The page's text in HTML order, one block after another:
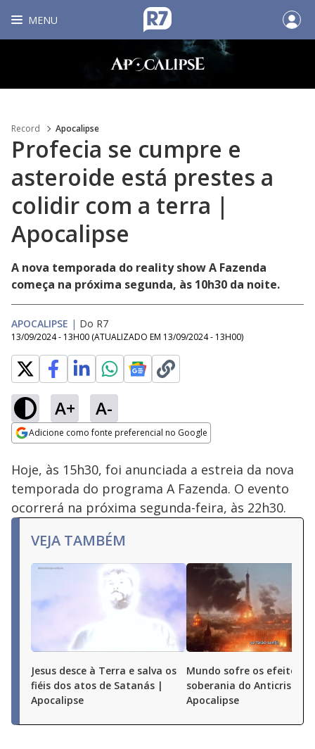
MENU
Record Apocalipse
Profecia se cumpre e
asteroide está prestes a
colidir com a terra |
Apocalipse
A nova temporada do reality show A Fazenda
começa na próxima segunda, às 10h30 da noite.
APOCALIPSE | Do R7
13/09/2024 - 13H00 (ATUALIZADO EM 13/09/2024 - 13H00)
A+ A-
Adicione como fonte preferencial no Google
Ativar
100.00%
Hoje, às 15h30, foi anunciada a estreia da nova
temporada do programa A Fazenda. O evento
ocorrerá na próxima segunda-feira, às 22h30.
VEJA TAMBÉM
Jesus desce à Terra e salva os
fiéis dos atos de Satanás |
Apocalipse
Mundo sofre os efeitos
soberania do Anticristo |
Apocalipse